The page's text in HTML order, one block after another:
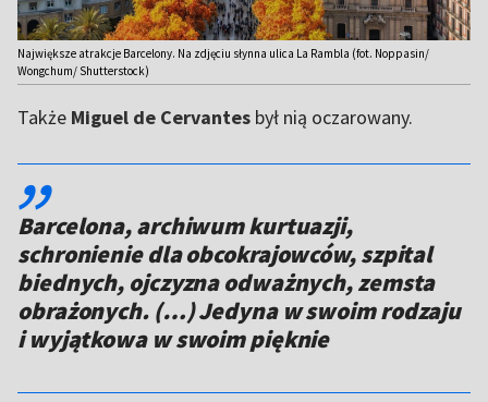
Największe atrakcje Barcelony. Na zdjęciu słynna ulica La Rambla (fot. Noppasin/
Wongchum/ Shutterstock)
Także Miguel de Cervantes był nią oczarowany.
,,
Barcelona, archiwum kurtuazji,
schronienie dla obcokrajowców, szpital
biednych, ojczyzna odważnych, zemsta
obrażonych. (…) Jedyna w swoim rodzaju
i wyjątkowa w swoim pięknie